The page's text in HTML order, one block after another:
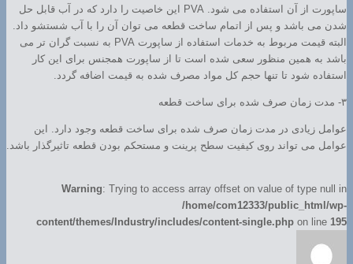
ساپورت از آن استفاده می شود. PVA این خاصیت را دارد که در آب قابل حل
شدن می باشد و پس از اتمام ساخت قطعه می توان آن را با آب شستشو داد.
البته قیمت مربوط به خدمات استفاده از ساپورت PVA به نسبت گران تر می
باشد به همین منظور سعی شده است تا از ساپورت همجنس برای این کار
استفاده شود تا تنها حجم کل مواد مصرف شده به قیمت اضافه گردد.
۳- مدت زمان صرف شده برای ساخت قطعه
عوامل زیادی در مدت زمان صرف شده برای ساخت قطعه وجود دارد. این
عوامل می تواند روی کیفیت سطح پرینت و مستحکم بودن قطعه تاثیرگذار باشد.
Warning: Trying to access array offset on value of type null in
/home/com12333/public_html/wp-
content/themes/Industry/includes/content-single.php on line 195